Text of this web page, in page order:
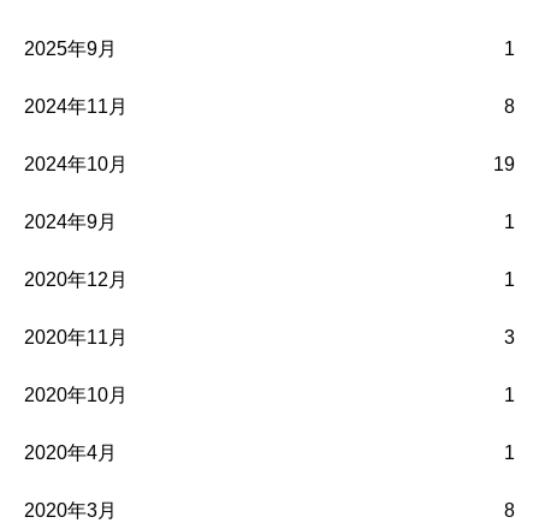
2025年9月 1
2024年11月 8
2024年10月 19
2024年9月 1
2020年12月 1
2020年11月 3
2020年10月 1
2020年4月 1
2020年3月 8